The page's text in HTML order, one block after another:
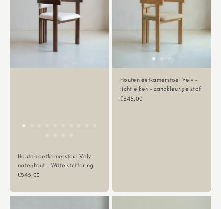
Houten eetkamerstoel Velv -
notenhout - Witte stoffering
Aanbiedingsprijs
€345,00
Houten eetkamerstoel Velv -
licht eiken - zandkleurige stof
Aanbiedingsprijs
€345,00